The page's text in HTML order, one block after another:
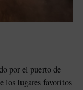
por el puerto de
los lugares favoritos